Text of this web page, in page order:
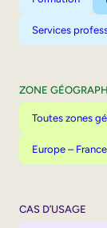
Services
ZONE
Toutes zones
Europe – France
CAS D’USAGE